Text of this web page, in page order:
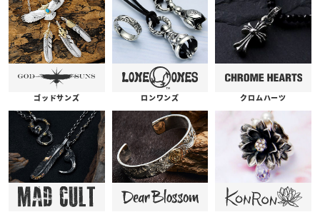
ゴッドサンズ ロンワンズ クロムハーツ